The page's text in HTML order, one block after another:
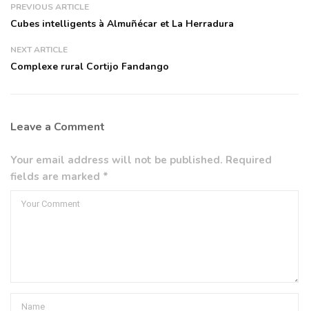
PREVIOUS ARTICLE
Cubes intelligents à Almuñécar et La Herradura
NEXT ARTICLE
Complexe rural Cortijo Fandango
Leave a Comment
Your email address will not be published. Required
fields are marked *